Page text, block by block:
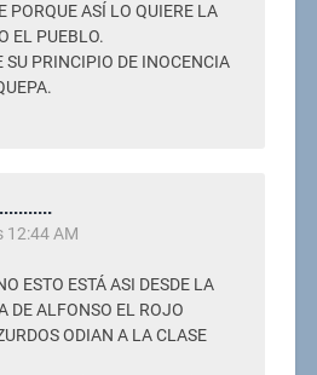
PORQUE ASÍ LO QUIERE LA
EL PUEBLO.
SU PRINCIPIO DE INOCENCIA
12:44 AM
ESTO ESTÁ ASI DESDE LA
DE ALFONSO EL ROJO
ODIAN A LA CLASE